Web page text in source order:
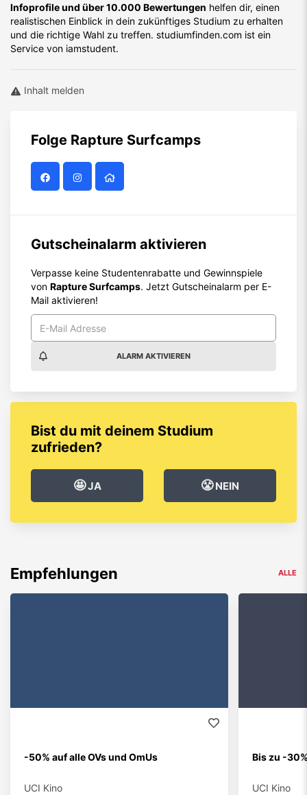
Infoprofile und über 10.000 Bewertungen helfen dir, einen
realistischen Einblick in dein zukünftiges Studium zu erhalten
und die richtige Wahl zu treffen. studiumfinden.com ist ein
Service von iamstudent.
Inhalt melden
Folge Rapture Surfcamps
Gutscheinalarm aktivieren
Verpasse keine Studentenrabatte und Gewinnspiele
von Rapture Surfcamps. Jetzt Gutscheinalarm per E-
Mail aktivieren!
ALARM AKTIVIEREN
Bist du mit deinem Studium
zufrieden?
🤩JA 😤NEIN
Empfehlungen ALLE
-50% auf alle OVs und OmUs
UCI Kino
Bis zu -
UCI Kino